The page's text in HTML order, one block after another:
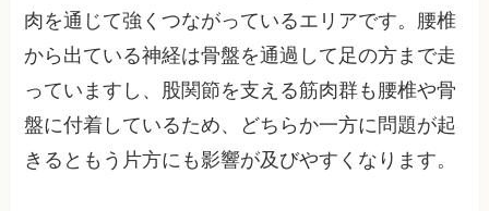
肉を通じて強くつながっているエリアです。腰椎
から出ている神経は骨盤を通過して足の方まで走
っていますし、股関節を支える筋肉群も腰椎や骨
盤に付着しているため、どちらか一方に問題が起
きるともう片方にも影響が及びやすくなります。